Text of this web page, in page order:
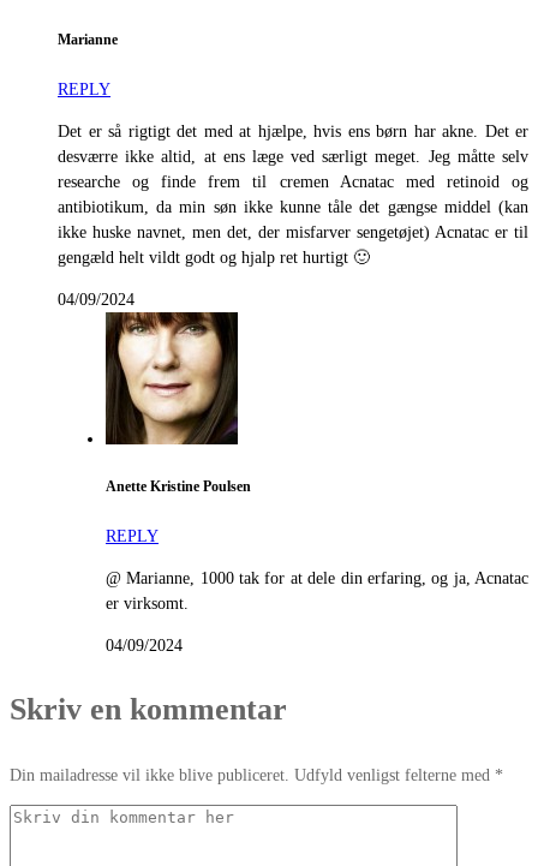
Marianne
REPLY
Det er så rigtigt det med at hjælpe, hvis ens børn har akne. Det er
desværre ikke altid, at ens læge ved særligt meget. Jeg måtte selv
researche og finde frem til cremen Acnatac med retinoid og
antibiotikum, da min søn ikke kunne tåle det gængse middel (kan
ikke huske navnet, men det, der misfarver sengetøjet) Acnatac er til
gengæld helt vildt godt og hjalp ret hurtigt 🙂
04/09/2024
Anette Kristine Poulsen
REPLY
@ Marianne, 1000 tak for at dele din erfaring, og ja, Acnatac
er virksomt.
04/09/2024
Skriv en kommentar
Din mailadresse vil ikke blive publiceret. Udfyld venligst felterne med *